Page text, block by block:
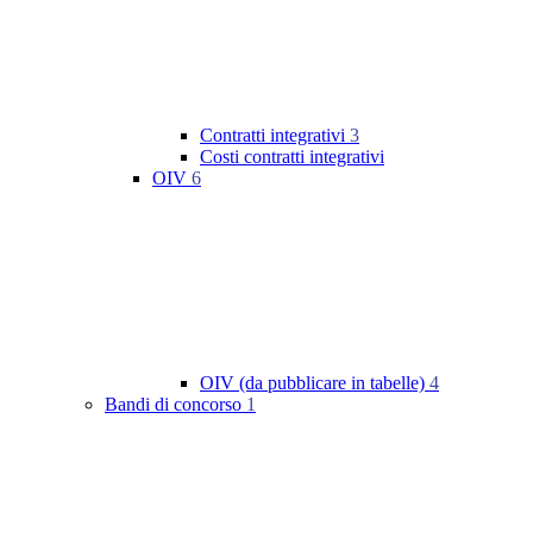
Contratti integrativi 3
Costi contratti integrativi
OIV 6
OIV (da pubblicare in tabelle) 4
Bandi di concorso 1